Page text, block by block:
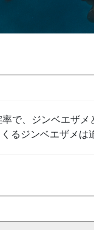
で、ジンベエザメ
るジンベエザメは